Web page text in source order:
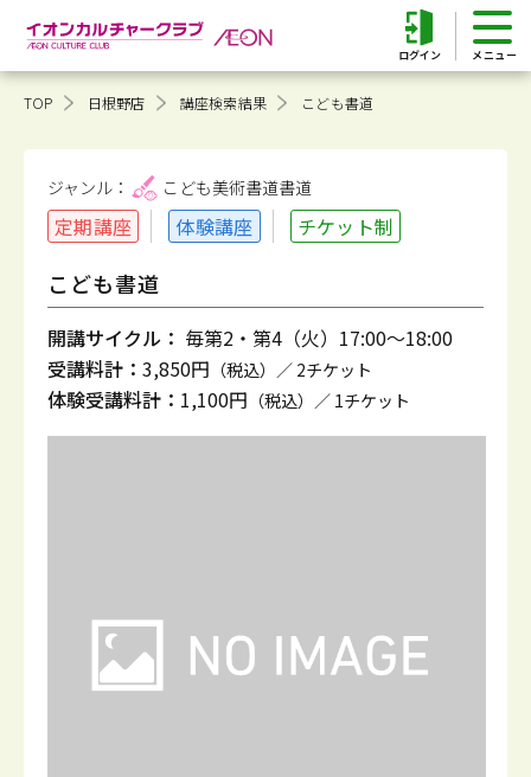
ログイン
TOP 日根野店 講座検索結果 こども書道
ジャンル： こども美術書道書道
定期講座 体験講座 チケット制
こども書道
開講サイクル： 毎第2・第4（火）17:00～18:00
受講料計： 3,850円 （税込）／ 2チケット
体験受講料計： 1,100円 （税込）／ 1チケット